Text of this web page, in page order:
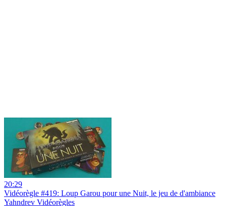
20:29
Vidéorègle #419: Loup Garou pour une Nuit, le jeu de d'ambiance
Yahndrev Vidéorègles